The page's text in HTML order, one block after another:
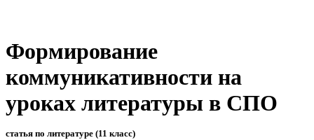
Формирование
коммуникативности на
уроках литературы в СПО
статья по литературе (11 класс)